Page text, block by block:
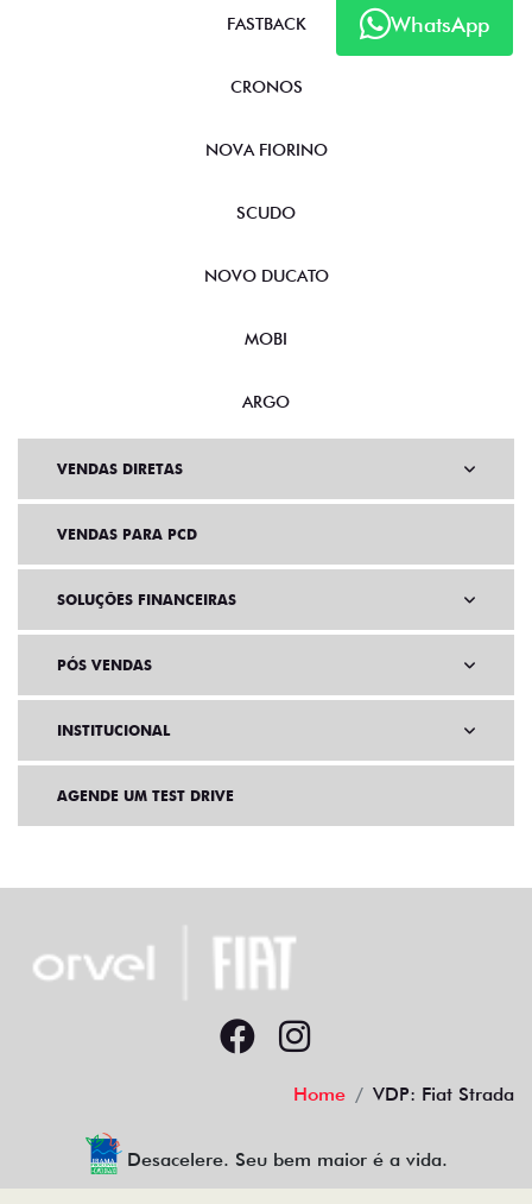
WhatsApp
FASTBACK
CRONOS
NOVA FIORINO
SCUDO
NOVO DUCATO
MOBI
ARGO
VENDAS DIRETAS
VENDAS PARA PCD
SOLUÇÕES FINANCEIRAS
PÓS VENDAS
INSTITUCIONAL
AGENDE UM TEST DRIVE
Home VDP: Fiat Strada
Desacelere. Seu bem maior é a vida.